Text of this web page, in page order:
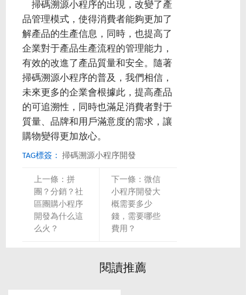
掃碼溯源小程序的出現，改變了產
品管理模式，使得消費者能夠更加了
解產品的生產信息，同時，也提高了
企業對于產品生產流程的管理能力，
有效的改進了產品質量和安全。隨著
掃碼溯源小程序的普及，我們相信，
未來更多的企業會根據此，提高產品
的可追溯性，同時也滿足消費者對于
質量、品牌和用戶滿意度的需求，讓
購物變得更加放心。
TAG標簽： 掃碼溯源小程序開發
上一條：拼
團？分銷？社
區團購小程序
開發為什么這
么火？
下一條：微信
小程序開發大
概需要多少
錢，需要哪些
費用？
閱讀推薦